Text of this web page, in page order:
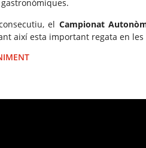
el Campionat
així esta important regata en les